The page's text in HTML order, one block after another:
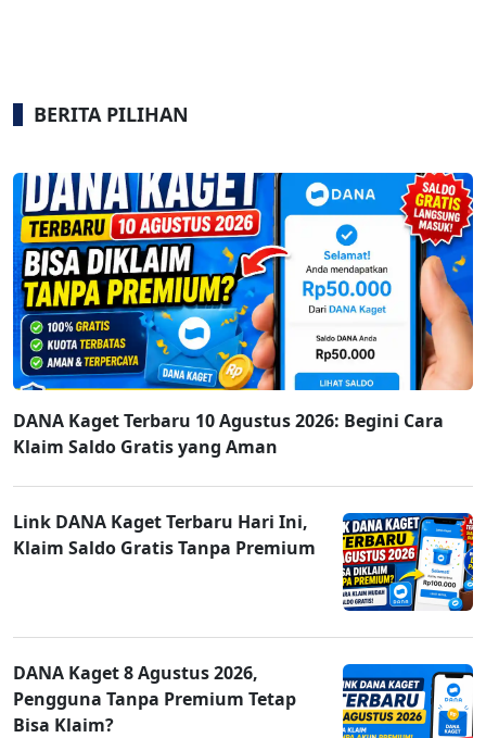
BERITA PILIHAN
DANA Kaget Terbaru 10 Agustus 2026: Begini Cara
Klaim Saldo Gratis yang Aman
Link DANA Kaget Terbaru Hari Ini,
Klaim Saldo Gratis Tanpa Premium
DANA Kaget 8 Agustus 2026,
Pengguna Tanpa Premium Tetap
Bisa Klaim?